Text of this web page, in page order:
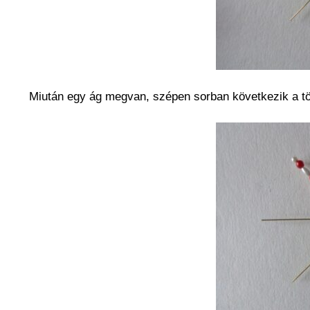
Miután egy ág megvan, szépen sorban következik a